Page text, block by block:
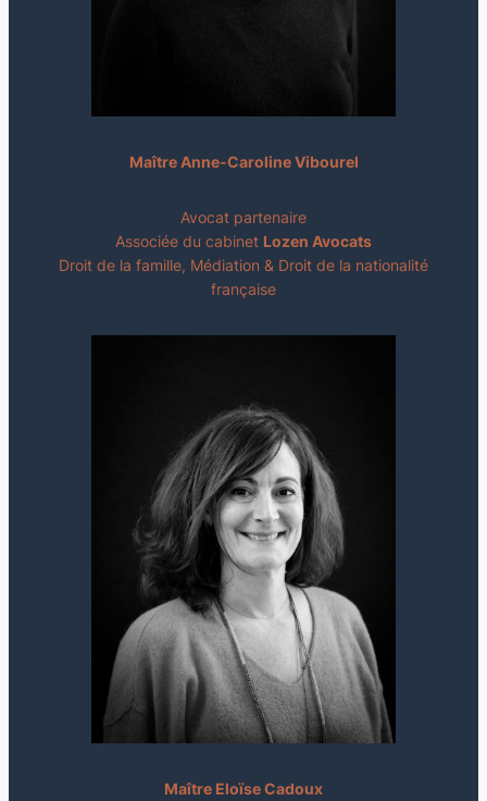
Maître Anne-Caroline Vibourel
Avocat partenaire
Associée du cabinet Lozen Avocats
Droit de la famille, Médiation & Droit de la nationalité
française
Maître Eloïse Cadoux